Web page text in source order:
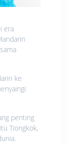
era
ke
penting
Tiongkok,